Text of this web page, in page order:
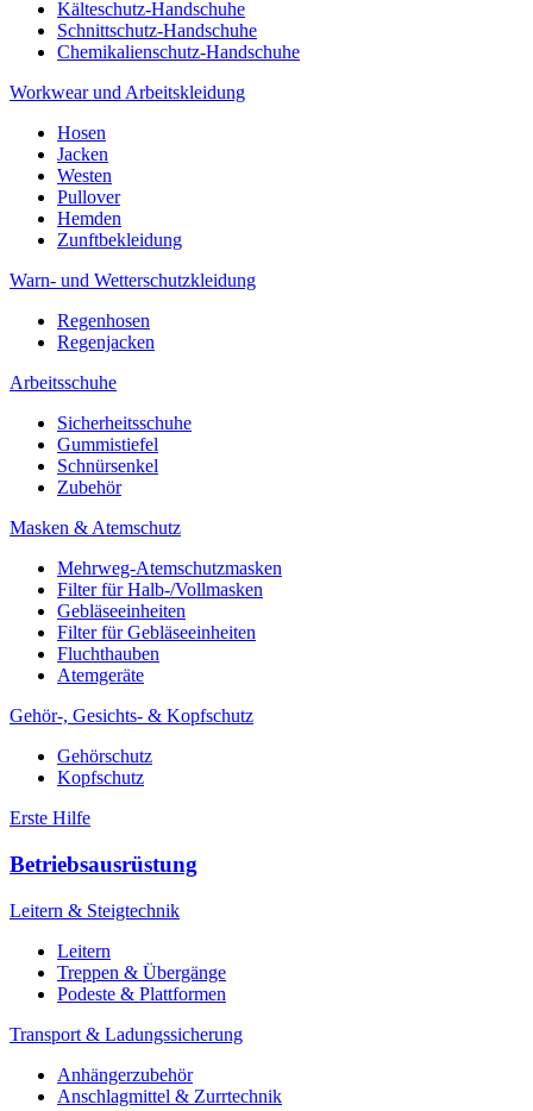
Kälteschutz-Handschuhe
Schnittschutz-Handschuhe
Chemikalienschutz-Handschuhe
Workwear und Arbeitskleidung
Hosen
Jacken
Westen
Pullover
Hemden
Zunftbekleidung
Warn- und Wetterschutzkleidung
Regenhosen
Regenjacken
Arbeitsschuhe
Sicherheitsschuhe
Gummistiefel
Schnürsenkel
Zubehör
Masken & Atemschutz
Mehrweg-Atemschutzmasken
Filter für Halb-/Vollmasken
Gebläseeinheiten
Filter für Gebläseeinheiten
Fluchthauben
Atemgeräte
Gehör-, Gesichts- & Kopfschutz
Gehörschutz
Kopfschutz
Erste Hilfe
Betriebsausrüstung
Leitern & Steigtechnik
Leitern
Treppen & Übergänge
Podeste & Plattformen
Transport & Ladungssicherung
Anhängerzubehör
Anschlagmittel & Zurrtechnik